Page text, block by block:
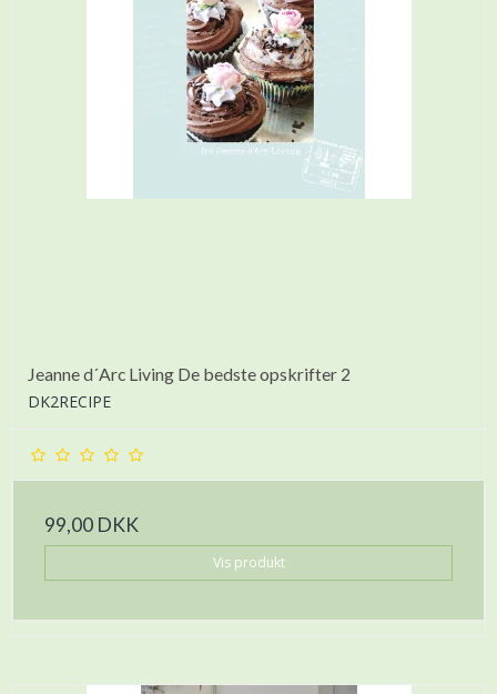
Jeanne d´Arc Living De bedste opskrifter 2
DK2RECIPE
99,00 DKK
Vis produkt